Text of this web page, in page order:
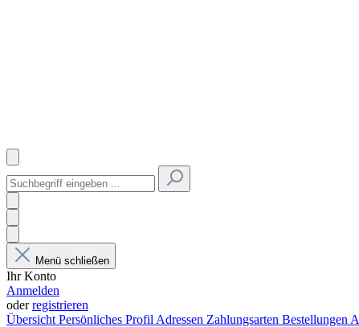
Menü schließen
Ihr Konto
Anmelden
oderregistrieren
Übersicht Persönliches Profil Adressen Zahlungsarten Bestellungen